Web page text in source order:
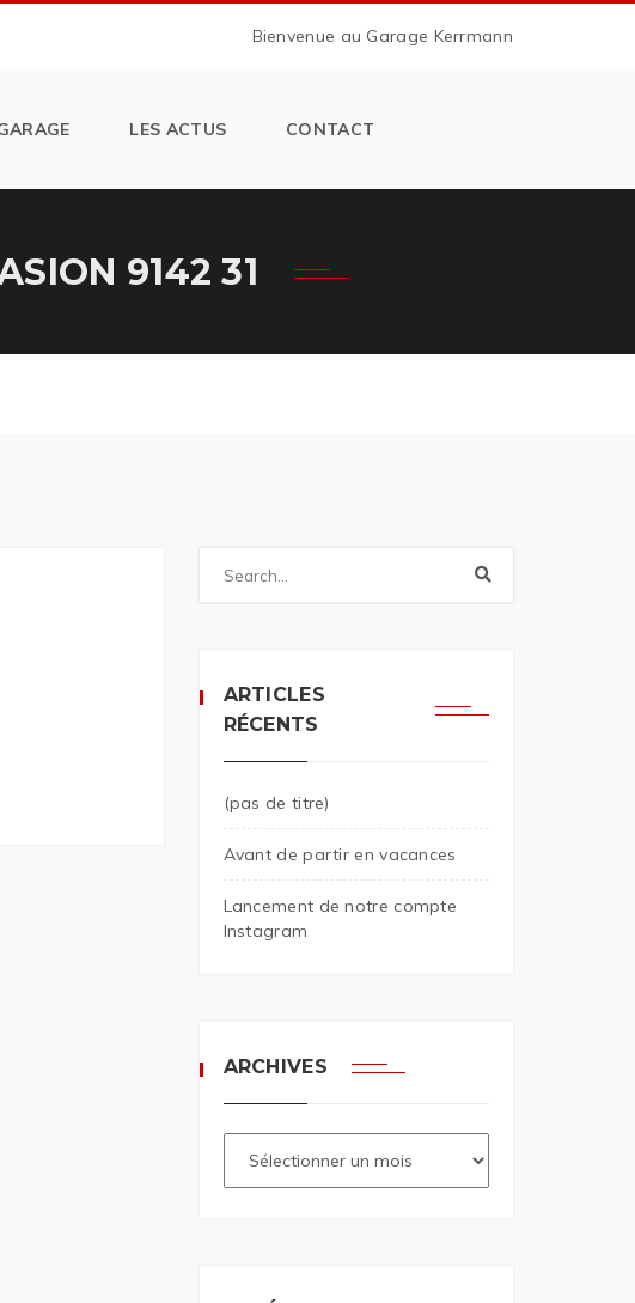
Bienvenue au Garage Kerrmann
LES ACTUS CONTACT
9142 31
ARTICLES
RÉCENTS
(pas de titre)
Avant de partir en vacances
Lancement de notre compte
Instagram
ARCHIVES